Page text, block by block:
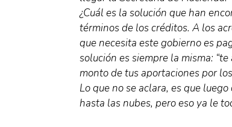
¿Cuál es la solución que han
términos de los créditos. A los
que necesita este gobierno es
solución es siempre la misma:
monto de tus aportaciones por
Lo que no se aclara, es que
hasta las nubes, pero eso ya le